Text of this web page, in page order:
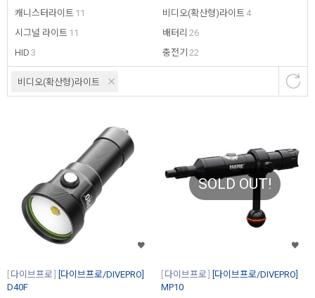
캐니스터라이트 11
시그널 라이트 11
HID 3
비디오(확산형)라이트 4
배터리 26
충전기 22
비디오(확산형)라이트
다이브프로
[다이브프로/DIVEPRO]
D40F
SOLD OUT!
다이브프로
[다이브프로/DIVEPRO]
MP10